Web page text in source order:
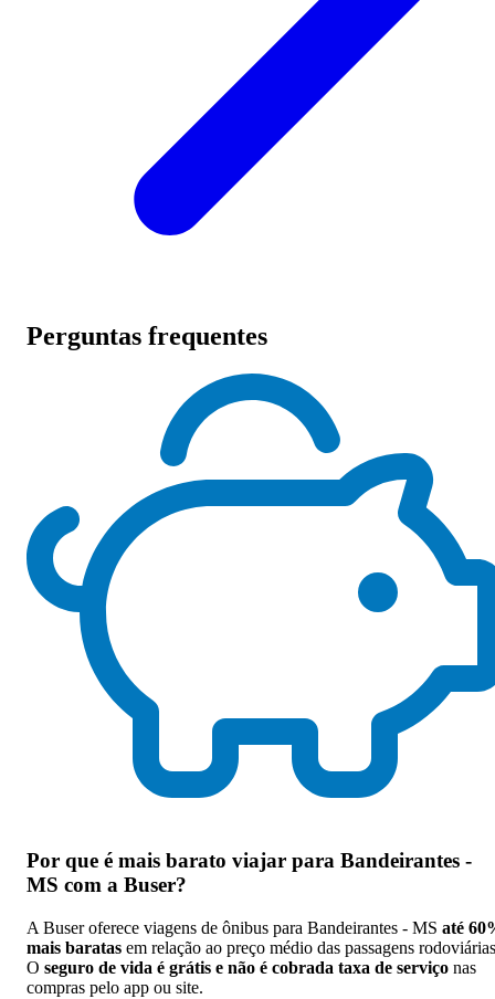
Perguntas frequentes
Por que é mais barato viajar para Bandeirantes -
MS com a Buser?
A Buser oferece viagens de ônibus para Bandeirantes - MS até
mais baratas em relação ao preço médio das passagens
O seguro de vida é grátis e não é cobrada taxa de serviço nas
compras pelo app ou site.